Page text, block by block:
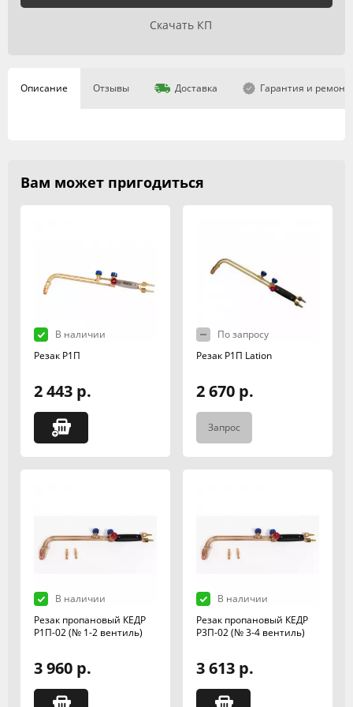
Скачать КП
Описание Отзывы Доставка Гарантия и ремонт
Вам может пригодиться
В наличии
Резак Р1П
2 443 р.
По запросу
Резак Р1П Lation
2 670 р.
Запрос
В наличии
Резак пропановый КЕДР
Р1П-02 (№ 1-2 вентиль)
3 960 р.
В наличии
Резак пропановый КЕДР
Р3П-02 (№ 3-4 вентиль)
3 613 р.